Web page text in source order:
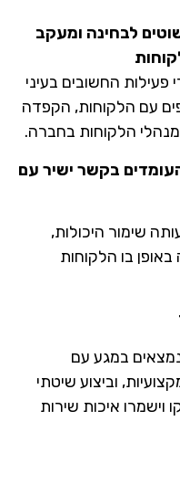
לבחינה ומעקב
החשובים בעיני
עם הלקוחות, הקפדה
מנהלי הלקוחות בחברה.
בקשר ישיר עם
שימור היכולות,
בו הלקוחות
במגע עם
וביצוע שיטתי
וישמרו איכות שירות